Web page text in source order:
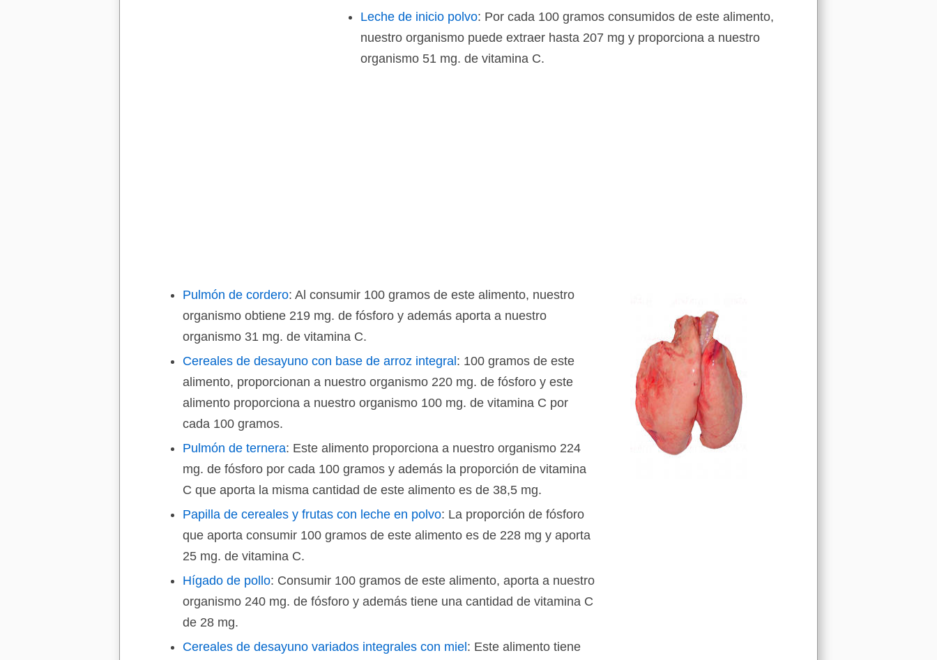
Leche de inicio polvo: Por cada 100 gramos consumidos de este alimento,
nuestro organismo puede extraer hasta 207 mg y proporciona a nuestro
organismo 51 mg. de vitamina C.
Pulmón de cordero: Al consumir 100 gramos de este alimento, nuestro
organismo obtiene 219 mg. de fósforo y además aporta a nuestro
organismo 31 mg. de vitamina C.
Cereales de desayuno con base de arroz integral : 100 gramos de este
alimento, proporcionan a nuestro organismo 220 mg. de fósforo y este
alimento proporciona a nuestro organismo 100 mg. de vitamina C por
cada 100 gramos.
Pulmón de ternera: Este alimento proporciona a nuestro organismo 224
mg. de fósforo por cada 100 gramos y además la proporción de vitamina
C que aporta la misma cantidad de este alimento es de 38,5 mg.
Papilla de cereales y frutas con leche en polvo: La proporción de fósforo
que aporta consumir 100 gramos de este alimento es de 228 mg y aporta
25 mg. de vitamina C.
Hígado de pollo: Consumir 100 gramos de este alimento, aporta a nuestro
organismo 240 mg. de fósforo y además tiene una cantidad de vitamina C
de 28 mg.
Cereales de desayuno variados integrales con miel : Este alimento tiene